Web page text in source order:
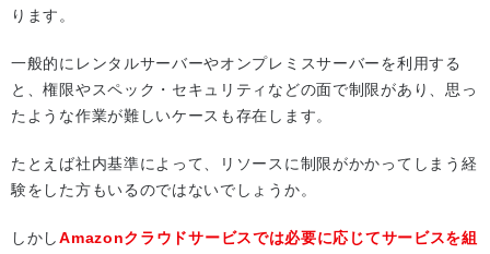
ります。
一般的にレンタルサーバーやオンプレミスサーバーを利用する
と、権限やスペック・セキュリティなどの面で制限があり、思っ
たような作業が難しいケースも存在します。
たとえば社内基準によって、リソースに制限がかかってしまう経
験をした方もいるのではないでしょうか。
しかしAmazonクラウドサービスでは必要に応じてサービスを組